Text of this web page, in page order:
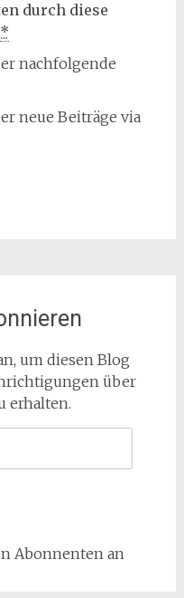
durch diese
*
nachfolgende
neue Beiträge via
um diesen Blog
über
erhalten.
Abonnenten an